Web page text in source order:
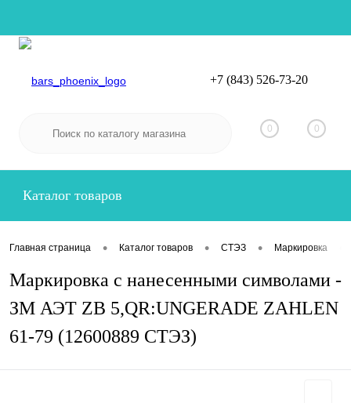
Вход
+7 (843) 526-73-20
0 0
Каталог товаров
Главная страница • Каталог товаров • СТЭЗ • Маркировка
Маркировка с нанесенными символами -
ЗМ АЭТ ZB 5,QR:UNGERADE ZAHLEN
61-79 (12600889 СТЭЗ)